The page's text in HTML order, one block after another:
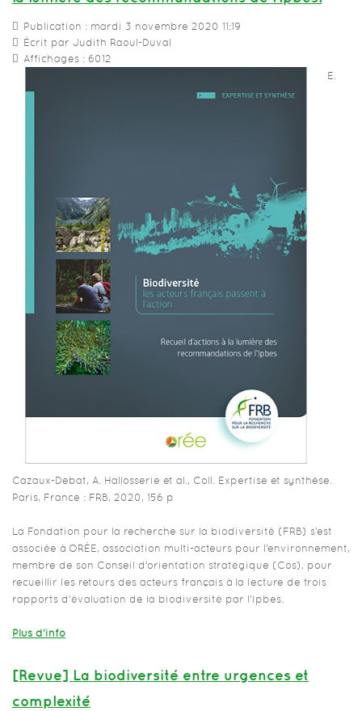
Publication : mardi 3 novembre 2020 11:19
Écrit par Judith Raoul-Duval
Affichages : 6012
E.
Cazaux-Debat, A. Hallosserie et al., Coll. Expertise et synthèse.
Paris, France : FRB, 2020, 156 p
La Fondation pour la recherche sur la biodiversité (FRB) s’est
associée à ORÉE, association multi-acteurs pour l’environnement,
membre de son Conseil d’orientation stratégique (Cos), pour
recueillir les retours des acteurs français à la lecture de trois
rapports d’évaluation de la biodiversité par l’Ipbes.
Plus d'info
[Revue] La biodiversité entre urgences et
complexité